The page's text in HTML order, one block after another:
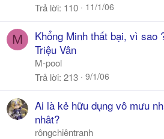
Trả lời 110 11/1/06
M
Khổng Minh thất bại, vì sao
Triệu Vân
M-pool
Trả lời 213 9/1/06
Ai là kẻ hữu dụng vô mưu
nhât?
rôngchiêntranh